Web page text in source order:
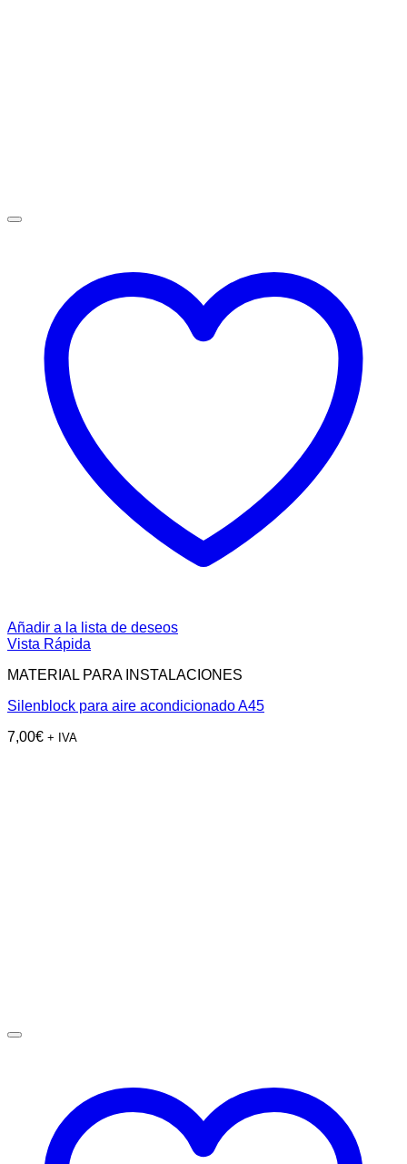
Añadir a la lista de deseos
Vista Rápida
MATERIAL PARA INSTALACIONES
Silenblock para aire acondicionado A45
7,00€ + IVA